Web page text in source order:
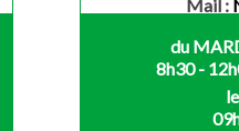
Mail :
du
8h30 -